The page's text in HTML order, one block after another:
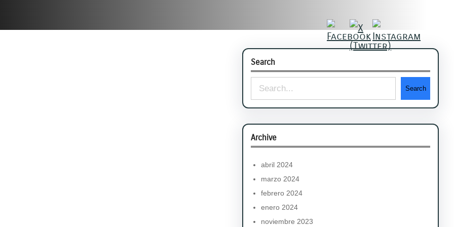
Search
e
a
r
Search
Archive
abril 2024
marzo 2024
febrero 2024
enero 2024
noviembre 2023